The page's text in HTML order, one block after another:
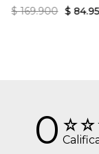
$ 169.900 $ 84.
☆☆
0